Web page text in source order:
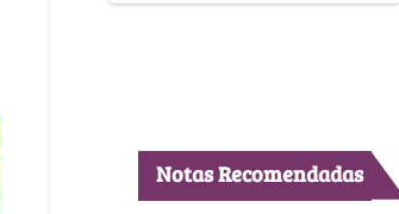
Notas Recomendadas